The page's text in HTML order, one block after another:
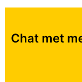
Chat met